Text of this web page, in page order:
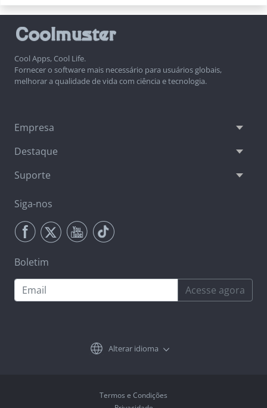
Cool Apps, Cool Life.
Fornecer o software mais necessário para usuários globais,
melhorar a qualidade de vida com ciência e tecnologia.
Empresa
Destaque
Suporte
Siga-nos
Boletim
Acesse agora
Alterar idioma
Termos e Condições